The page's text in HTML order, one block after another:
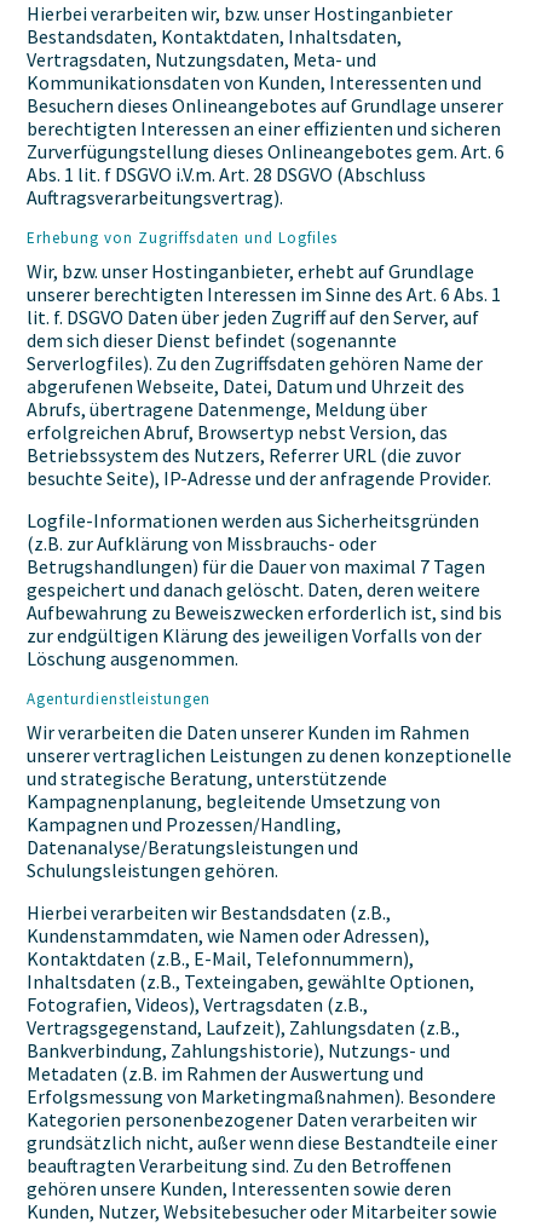
Hierbei verarbeiten wir, bzw. unser Hostinganbieter
Bestandsdaten, Kontaktdaten, Inhaltsdaten,
Vertragsdaten, Nutzungsdaten, Meta- und
Kommunikationsdaten von Kunden, Interessenten und
Besuchern dieses Onlineangebotes auf Grundlage unserer
berechtigten Interessen an einer effizienten und sicheren
Zurverfügungstellung dieses Onlineangebotes gem. Art. 6
Abs. 1 lit. f DSGVO i.V.m. Art. 28 DSGVO (Abschluss
Auftragsverarbeitungsvertrag).
Erhebung von Zugriffsdaten und Logfiles
Wir, bzw. unser Hostinganbieter, erhebt auf Grundlage
unserer berechtigten Interessen im Sinne des Art. 6 Abs. 1
lit. f. DSGVO Daten über jeden Zugriff auf den Server, auf
dem sich dieser Dienst befindet (sogenannte
Serverlogfiles). Zu den Zugriffsdaten gehören Name der
abgerufenen Webseite, Datei, Datum und Uhrzeit des
Abrufs, übertragene Datenmenge, Meldung über
erfolgreichen Abruf, Browsertyp nebst Version, das
Betriebssystem des Nutzers, Referrer URL (die zuvor
besuchte Seite), IP-Adresse und der anfragende Provider.
Logfile-Informationen werden aus Sicherheitsgründen
(z.B. zur Aufklärung von Missbrauchs- oder
Betrugshandlungen) für die Dauer von maximal 7 Tagen
gespeichert und danach gelöscht. Daten, deren weitere
Aufbewahrung zu Beweiszwecken erforderlich ist, sind bis
zur endgültigen Klärung des jeweiligen Vorfalls von der
Löschung ausgenommen.
Agenturdienstleistungen
Wir verarbeiten die Daten unserer Kunden im Rahmen
unserer vertraglichen Leistungen zu denen konzeptionelle
und strategische Beratung, unterstützende
Kampagnenplanung, begleitende Umsetzung von
Kampagnen und Prozessen/Handling,
Datenanalyse/Beratungsleistungen und
Schulungsleistungen gehören.
Hierbei verarbeiten wir Bestandsdaten (z.B.,
Kundenstammdaten, wie Namen oder Adressen),
Kontaktdaten (z.B., E-Mail, Telefonnummern),
Inhaltsdaten (z.B., Texteingaben, gewählte Optionen,
Fotografien, Videos), Vertragsdaten (z.B.,
Vertragsgegenstand, Laufzeit), Zahlungsdaten (z.B.,
Bankverbindung, Zahlungshistorie), Nutzungs- und
Metadaten (z.B. im Rahmen der Auswertung und
Erfolgsmessung von Marketingmaßnahmen). Besondere
Kategorien personenbezogener Daten verarbeiten wir
grundsätzlich nicht, außer wenn diese Bestandteile einer
beauftragten Verarbeitung sind. Zu den Betroffenen
gehören unsere Kunden, Interessenten sowie deren
Kunden, Nutzer, Websitebesucher oder Mitarbeiter sowie